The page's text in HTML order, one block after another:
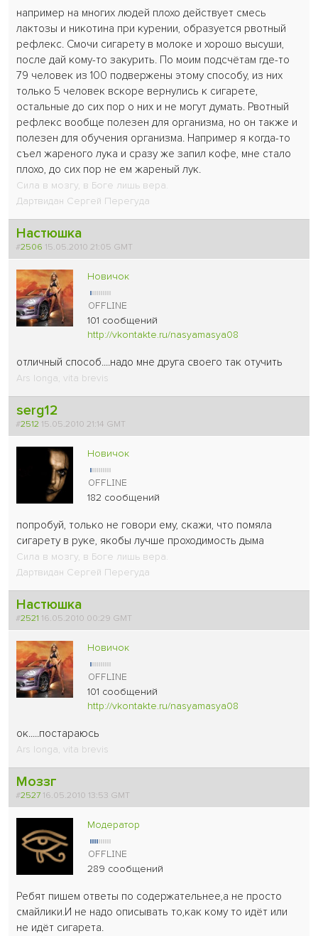
например на многих людей плохо действует смесь
лактозы и никотина при курении, образуется рвотный
рефлекс. Смочи сигарету в молоке и хорошо высуши,
после дай кому-то закурить. По моим подсчётам где-то
79 человек из 100 подвержены этому способу, из них
только 5 человек вскоре вернулись к сигарете,
остальные до сих пор о них и не могут думать. Рвотный
рефлекс вообще полезен для организма, но он также и
полезен для обучения организма. Например я когда-то
съел жареного лука и сразу же запил кофе, мне стало
плохо, до сих пор не ем жареный лук.
Сила в мозгу, в Боге лишь вера.
Дартвидан Сергей Перегуда
Настюшка
#2506 15.05.2010 21:05 GMT
Новичок
101 сообщений
http://vkontakte.ru/nasyamasya08
отличный способ....надо мне друга своего так отучить
Ars longa, vita brevis
serg12
#2512 15.05.2010 21:14 GMT
Новичок
182 сообщений
попробуй, только не говори ему, скажи, что помяла
сигарету в руке, якобы лучше проходимость дыма
Сила в мозгу, в Боге лишь вера.
Дартвидан Сергей Перегуда
Настюшка
#2521 16.05.2010 00:29 GMT
Новичок
101 сообщений
http://vkontakte.ru/nasyamasya08
ок.....постараюсь
Ars longa, vita brevis
Моззг
#2527 16.05.2010 13:53 GMT
Модератор
289 сообщений
Ребят пишем ответы по содержательнее,а не просто
смайлики.И не надо описывать то,как кому то идёт или
не идёт сигарета.